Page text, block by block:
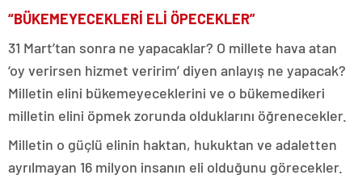
“BÜKEMEYECEKLERİ ELİ ÖPECEKLER”
31 Mart’tan sonra ne yapacaklar? O millete hava atan
‘oy verirsen hizmet veririm’ diyen anlayış ne yapacak?
Milletin elini bükemeyeceklerini ve o bükemedikeri
milletin elini öpmek zorunda olduklarını öğrenecekler.
Milletin o güçlü elinin haktan, hukuktan ve adaletten
ayrılmayan 16 milyon insanın eli olduğunu görecekler.